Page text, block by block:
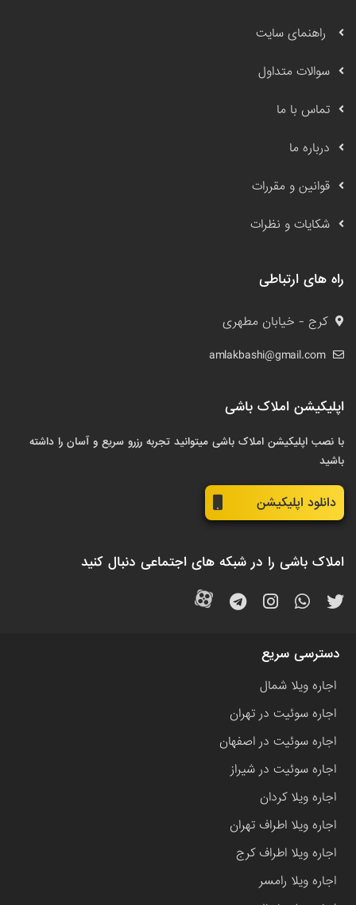
راهنمای سایت
سوالات متداول
تماس با ما
درباره ما
قوانین و مقررات
شکایات و نظرات
راه های ارتباطی
کرج - خیابان مطهری
amlakbashi@gmail.com
اپلیکیشن املاک باشی
با نصب اپلیکیشن املاک باشی میتوانید تجربه رزرو سریع و آسان را داشته
باشید
دانلود اپلیکیشن
املاک باشی را در شبکه های اجتماعی دنبال کنید
دسترسی سریع
اجاره ویلا شمال
اجاره سوئیت در تهران
اجاره سوئیت در اصفهان
اجاره سوئیت در شیراز
اجاره ویلا کردان
اجاره ویلا اطراف تهران
اجاره ویلا اطراف کرج
اجاره ویلا رامسر